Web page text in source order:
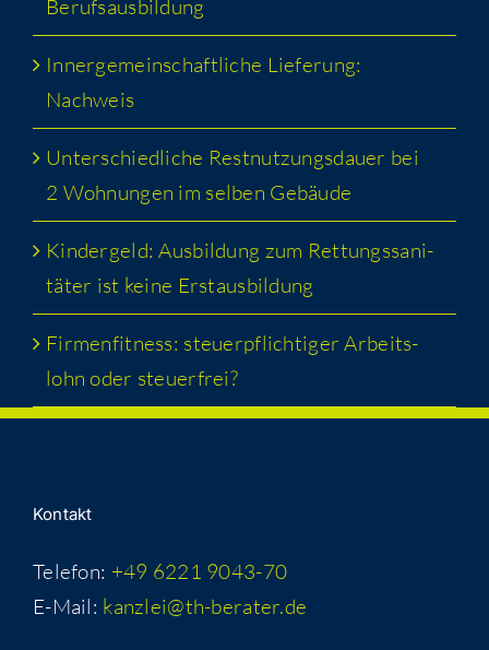
Berufsausbildung
Inner­ge­mein­schaft­li­che Lie­fe­rung:
Nachweis
Unter­schied­li­che Rest­nut­zungs­dau­er bei
2 Woh­nun­gen im sel­ben Gebäude
Kin­der­geld: Aus­bil­dung zum Ret­tungs­sa­ni­
tä­ter ist kei­ne Erstausbildung
Fir­men­fit­ness: steu­er­pflich­ti­ger Arbeits­
lohn oder steuerfrei?
Kon­takt
Telefon: +49 6221 9043-70
E-Mail: kanzlei@th-berater.de